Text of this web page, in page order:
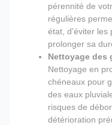
pérennité de
régulières
état, d'éviter les
prolonger sa
Nettoyage des
Nettoyage en
chéneaux pour
des eaux
risques de
détérioration